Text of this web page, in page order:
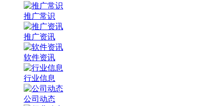
推广常识
推广资讯
软件资讯
行业信息
公司动态